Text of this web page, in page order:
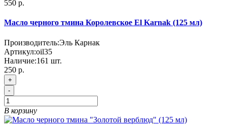
550 р.
Масло черного тмина Королевское El Karnak (125 мл)
Производитель:Эль Карнак
Артикул:oil35
Наличие:161 шт.
250 р.
+
-
В корзину